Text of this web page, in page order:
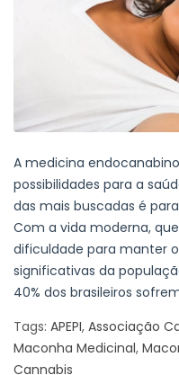
A medicina
possibilidades para a
das mais buscadas é
Com a vida moderna,
dificuldade para manter
significativas da
40% dos brasileiros
Tags: APEPI, Associação
Maconha Medicinal,
Cannabis